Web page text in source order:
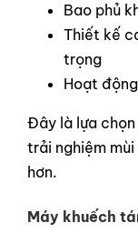
Bao phủ
Thiết kế
trọng
Hoạt
Đây là lựa chọn
trải nghiệm mùi
hơn.
Máy khuếch